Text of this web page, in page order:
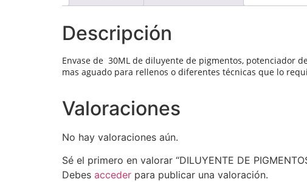
Descripción
Envase de 30ML de diluyente de pigmentos, potenciador
mas aguado para rellenos o diferentes técnicas que lo
Valoraciones
No hay valoraciones aún.
Sé el primero en valorar “DILUYENTE DE
Debes acceder para publicar una valoración.